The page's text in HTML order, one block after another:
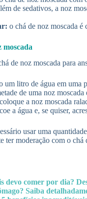
de sedativos, a noz
o chá de noz moscada
moscada
de noz moscada para
um litro de água em uma
de uma noz moscada
a noz moscada
a água e, se quiser,
usar uma
ter moderação com o chá
devo comer por dia?
Saiba